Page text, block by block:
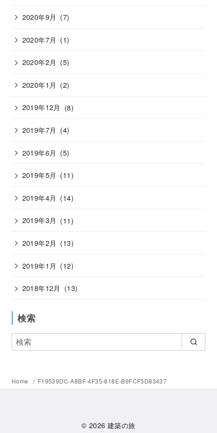
2020年9月 (7)
2020年7月 (1)
2020年2月 (5)
2020年1月 (2)
2019年12月 (8)
2019年7月 (4)
2019年6月 (5)
2019年5月 (11)
2019年4月 (14)
2019年3月 (11)
2019年2月 (13)
2019年1月 (12)
2018年12月 (13)
検索
Home F19539DC-A8BF-4F35-818E-B9FCF3D83437
© 2026建築の旅